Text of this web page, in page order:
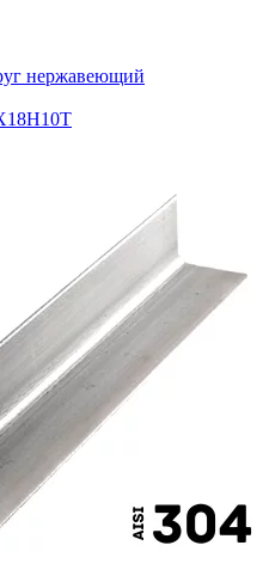
нержавеющий